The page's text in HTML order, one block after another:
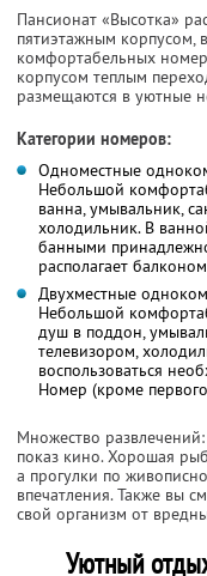
Пансионат «Высотка»
пятиэтажным корпусом,
комфортабельных
корпусом теплым
размещаются в уютные
Категории номеров:
Одноместные
Небольшой
ванна, умывальник,
холодильник. В
банными
располагает
Двухместные
Небольшой
душ в поддон,
телевизором,
воспользоваться
Номер (кроме
Множество
показ кино. Хорошая
а прогулки по
впечатления. Также вы
свой организм от
Уютный